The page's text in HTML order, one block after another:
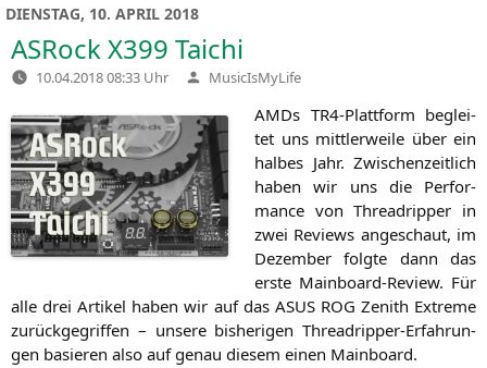
DIENSTAG, 10. APRIL 2018
ASRockX399 Taichi
10.04.2018 08:33 Uhr Verfasst
von
MusicIsMyLife
AMDs TR4-Platt­form beglei­
tet uns mitt­ler­wei­le über ein
hal­bes Jahr. Zwi­schen­zeit­lich
haben wir uns die Per­for­
mance von Thre­ad­rip­per in
zwei Reviews ange­schaut, im
Dezem­ber folg­te dann das
ers­te Main­board-Review. Für
alle drei Arti­kel haben wir auf das ASUS ROG Zenith Extre­me
zurück­ge­grif­fen – unse­re bis­he­ri­gen Thre­ad­rip­per-Erfah­run­
gen basie­ren also auf genau die­sem einen Mainboard.